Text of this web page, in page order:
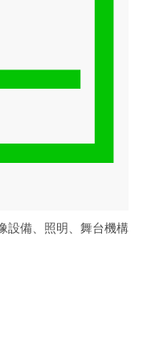
設備、照明、舞台機構